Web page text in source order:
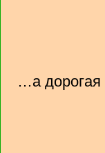
…а дорогая